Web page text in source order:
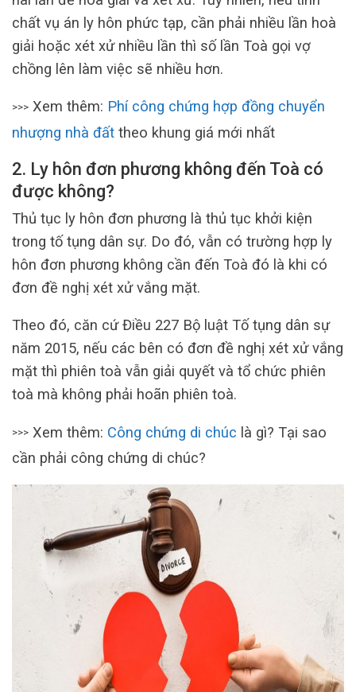
chất vụ án ly hôn phức tạp, cần phải nhiều lần hoà
giải hoặc xét xử nhiều lần thì số lần Toà gọi vợ
chồng lên làm việc sẽ nhiều hơn.
>>> Xem thêm: Phí công chứng hợp đồng chuyển
nhượng nhà đất theo khung giá mới nhất
2. Ly hôn đơn phương không đến Toà có
được không?
Thủ tục ly hôn đơn phương là thủ tục khởi kiện
trong tố tụng dân sự. Do đó, vẫn có trường hợp ly
hôn đơn phương không cần đến Toà đó là khi có
đơn đề nghị xét xử vắng mặt.
Theo đó, căn cứ Điều 227 Bộ luật Tố tụng dân sự
năm 2015, nếu các bên có đơn đề nghị xét xử vắng
mặt thì phiên toà vẫn giải quyết và tổ chức phiên
toà mà không phải hoãn phiên toà.
>>> Xem thêm: Công chứng di chúc là gì? Tại sao
cần phải công chứng di chúc?